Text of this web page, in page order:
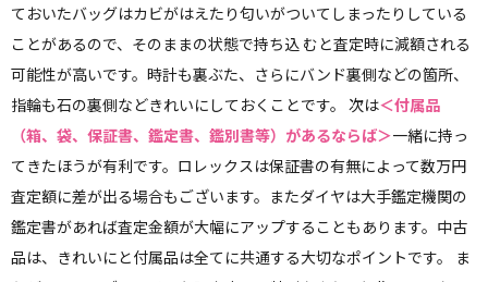
ておいたバッグはカビがはえたり匂いがついてしまったりしている
ことがあるので、そのままの状態で持ち込 むと査定時に減額される
可能性が高いです。時計も裏ぶた、さらにバンド裏側などの箇所、
指輪も石の裏側などきれいにしておくことです。 次は＜付属品
（箱、袋、保証書、鑑定書、鑑別書等）があるならば＞一緒に持っ
てきたほうが有利です。ロレックスは保証書の有無によって数万円
査定額に差が出る場合もございます。またダイヤは大手鑑定機関の
鑑定書があれば査定金額が大幅にアップすることもあります。中古
品は、きれいにと付属品は全てに共通する大切なポイントです。 ま